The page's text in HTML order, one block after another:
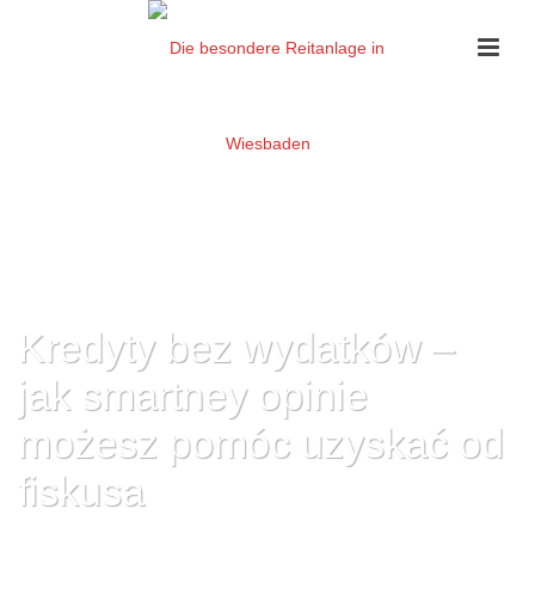
Kredyty bez wydatków –
jak smartney opinie
możesz pomóc uzyskać od
fiskusa